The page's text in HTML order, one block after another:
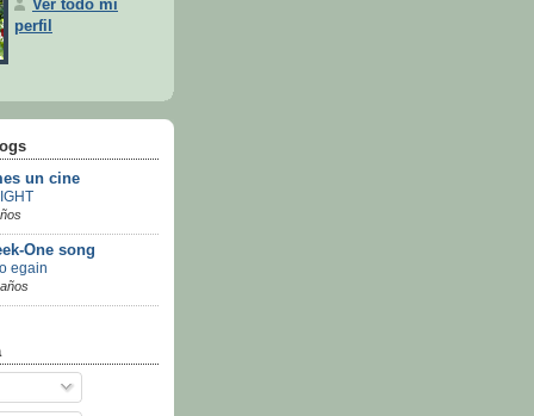
Ver todo mi
perfil
un cine
One song
egain